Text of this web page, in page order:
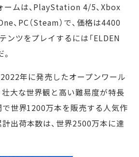
ムは、PlayStation 4/5、Xbox
、PC（Steam）で、価格は4400
ンツをプレイするには「ELDEN
年に発売したオープンワール
壮大な世界観と高い難易度が特長
で世界1200万本を販売する人気作
出荷本数は、世界2500万本に達